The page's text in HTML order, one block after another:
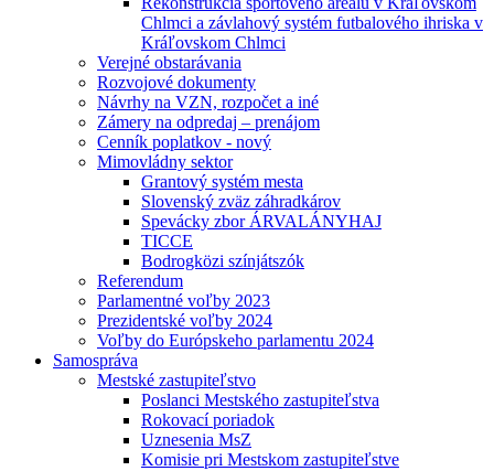
Chlmci a závlahový systém futbalového ihriska v
Kráľovskom Chlmci
Verejné obstarávania
Rozvojové dokumenty
Návrhy na VZN, rozpočet a iné
Zámery na odpredaj – prenájom
Cenník poplatkov - nový
Mimovládny sektor
Grantový systém mesta
Slovenský zväz záhradkárov
Spevácky zbor ÁRVALÁNYHAJ
TICCE
Bodrogközi színjátszók
Referendum
Parlamentné voľby 2023
Prezidentské voľby 2024
Voľby do Európskeho parlamentu 2024
Samospráva
Mestské zastupiteľstvo
Poslanci Mestského zastupiteľstva
Rokovací poriadok
Uznesenia MsZ
Komisie pri Mestskom zastupiteľstve